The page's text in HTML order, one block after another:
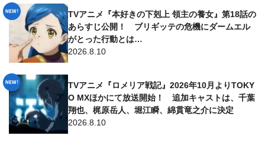
TVアニメ『本好きの下剋上 領主の養女』第18話の
あらすじ公開！ ブリギッテの危機にダームエル
がとった行動とは…
2026.8.10
TVアニメ『ロメリア戦記』2026年10月よりTOKY
O MXほかにて放送開始！ 追加キャストは、千葉
翔也、梶原岳人、堀江瞬、綿貫竜之介に決定
2026.8.10